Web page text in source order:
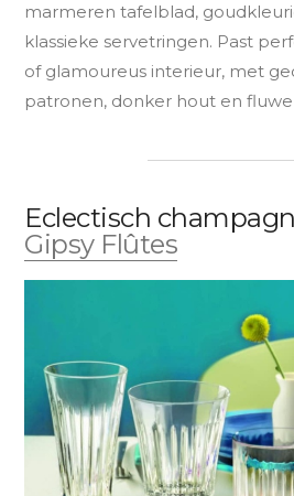
marmeren tafelblad,
klassieke servetringen. Past
of glamoureus interieur, met
patronen, donker hout en
Eclectisch
Gipsy Flûtes